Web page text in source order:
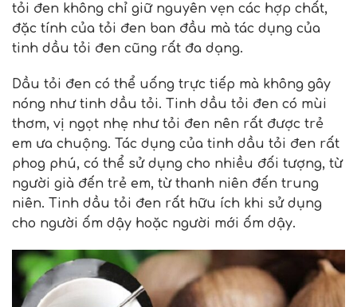
tỏi đen không chỉ giữ nguyên vẹn các hợp chất,
đặc tính của tỏi đen ban đầu mà tác dụng của
tinh dầu tỏi đen cũng rất đa dạng.
Dầu tỏi đen có thể uống trực tiếp mà không gây
nóng như tinh dầu tỏi. Tinh dầu tỏi đen có mùi
thơm, vị ngọt nhẹ như tỏi đen nên rất được trẻ
em ưa chuộng. Tác dụng của tinh dầu tỏi đen rất
phog phú, có thể sử dụng cho nhiều đối tượng, từ
người già đến trẻ em, từ thanh niên đến trung
niên. Tinh dầu tỏi đen rất hữu ích khi sử dụng
cho người ốm dậy hoặc người mới ốm dậy.